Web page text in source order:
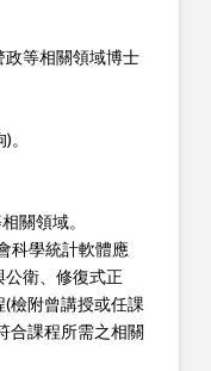
等相關領域博士
關領域。
科學統計軟體應
衛、修復式正
(檢附曾講授或任課
合課程所需之相關